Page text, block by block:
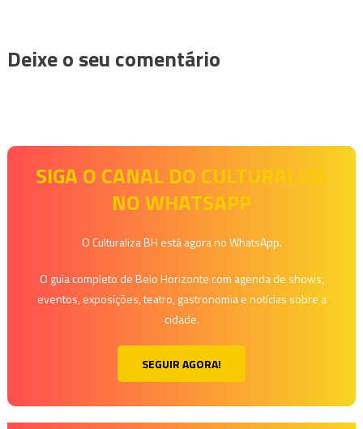
Deixe o seu comentário
SIGA O CANAL DO CULTURALIZA
NO WHATSAPP
O Culturaliza BH está agora no WhatsApp.
O guia completo de Belo Horizonte com agenda de shows,
eventos, exposições, teatro, gastronomia e notícias sobre a
cidade.
SEGUIR AGORA!